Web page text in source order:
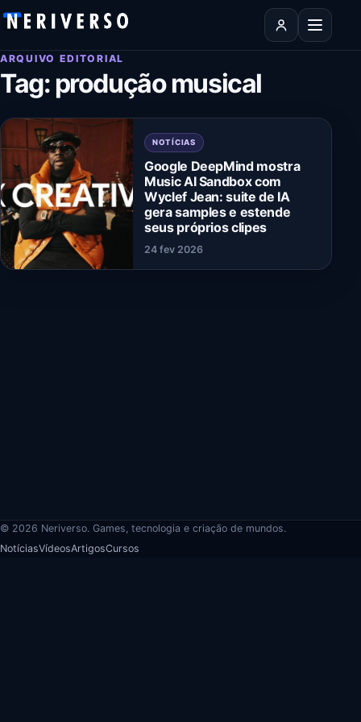
Pular para o conteúdo
Abrir
ARQUIVO EDITORIAL
Tag: produção musical
NOTÍCIAS
Google DeepMind mostra
Music AI Sandbox com
Wyclef Jean: suite de IA
gera samples e estende
seus próprios clipes
24 fev 2026
© 2026 Neriverso. Games, tecnologia e criação de mundos.
NotíciasVídeosArtigosCursos